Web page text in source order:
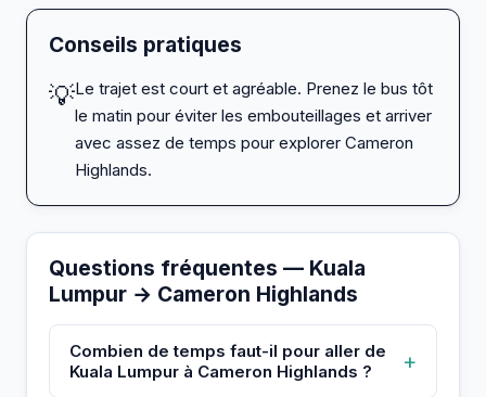
Conseils pratiques
💡Le trajet est court et agréable. Prenez le bus tôt
le matin pour éviter les embouteillages et arriver
avec assez de temps pour explorer Cameron
Highlands.
Questions fréquentes — Kuala
Lumpur → Cameron Highlands
Combien de temps faut-il pour aller de
Kuala Lumpur à Cameron Highlands ?
+